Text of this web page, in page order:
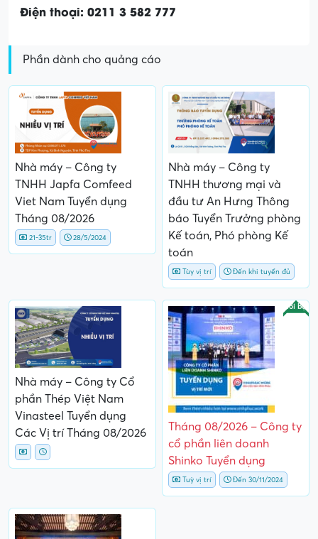
Điện thoại: 0211 3 582 777
Phần dành cho quảng cáo
Nhà máy – Công ty
TNHH Japfa Comfeed
Viet Nam Tuyển dụng
Tháng 08/2026
21-35tr 28/5/2024
Nhà máy – Công ty
TNHH thương mại và
đầu tư An Hưng Thông
báo Tuyển Trưởng phòng
Kế toán, Phó phòng Kế
toán
Tùy vị trí Đến khi tuyển đủ
Nhà máy – Công ty Cổ
phần Thép Việt Nam
Vinasteel Tuyển dụng
Các Vị trí Tháng 08/2026
Nổi bật
Tháng 08/2026 – Công ty
cổ phần liên doanh
Shinko Tuyển dụng
Tuỳ vị trí Đến 30/11/2024